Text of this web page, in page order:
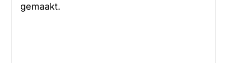
gemaakt.